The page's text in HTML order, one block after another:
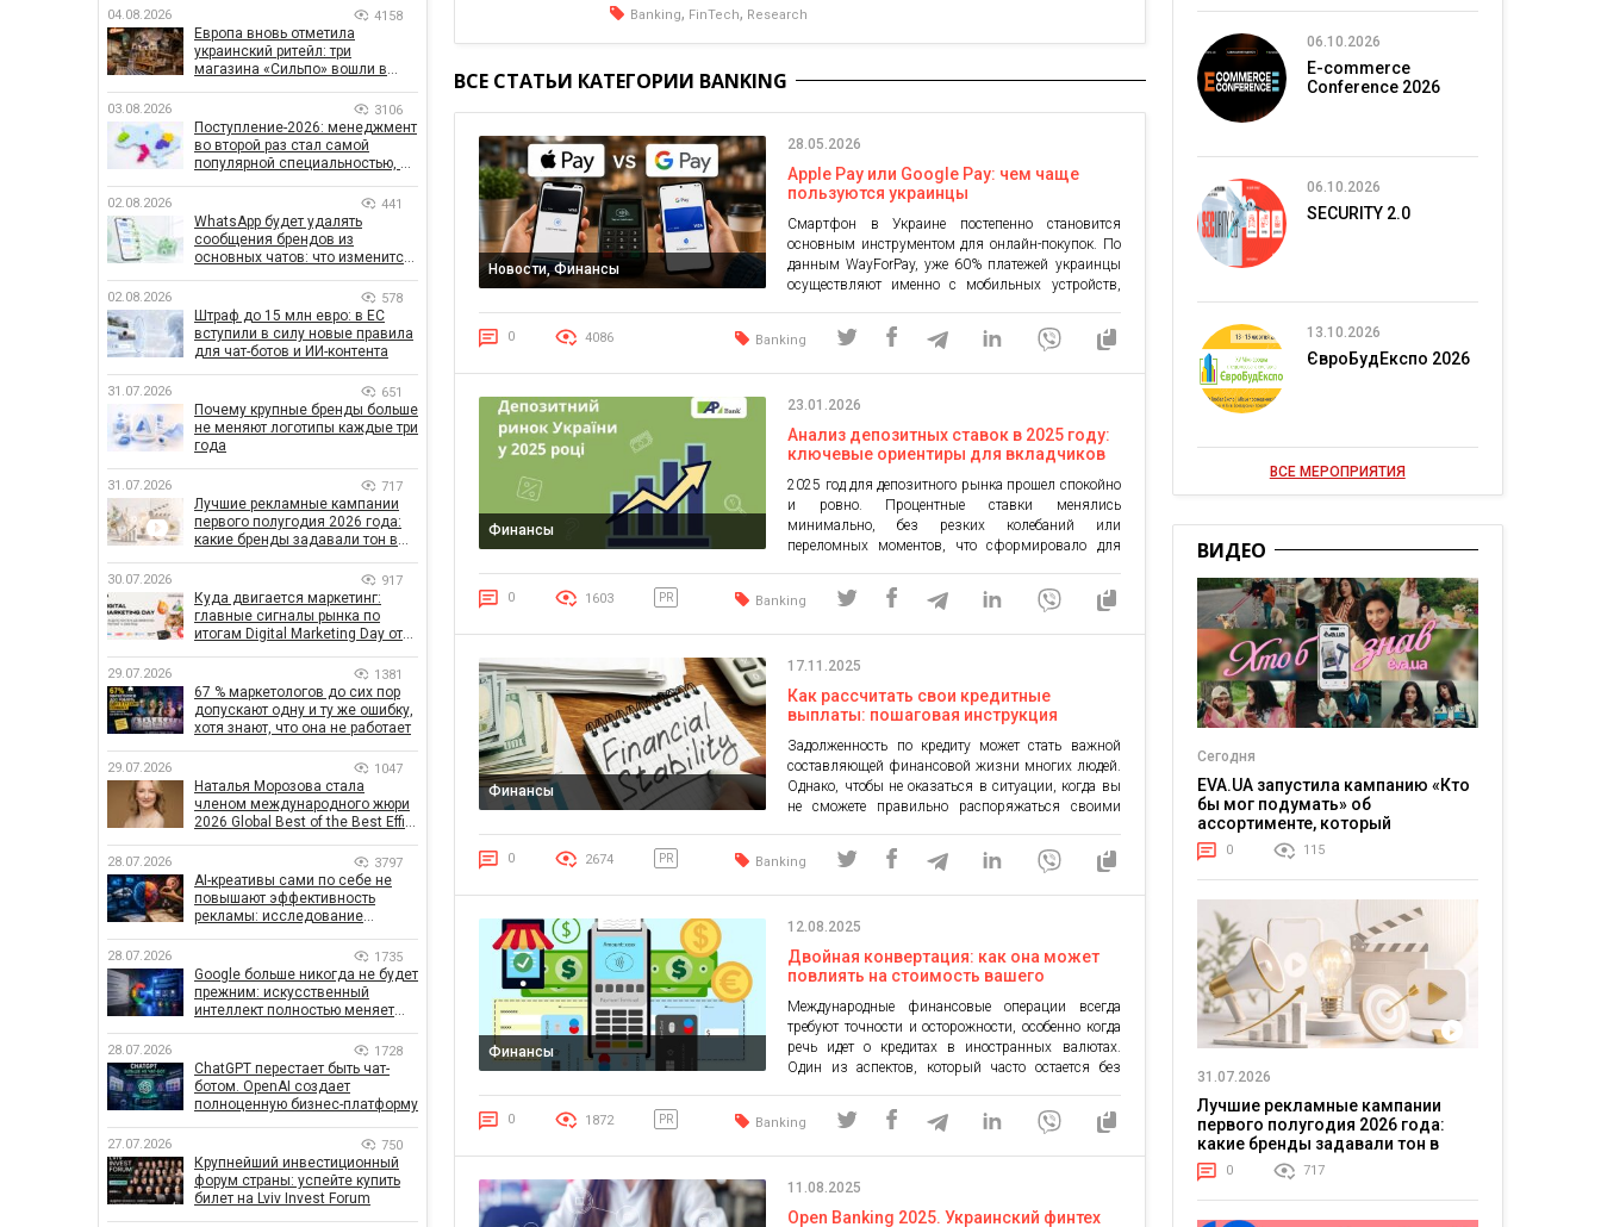
Banking, FinTech, Research
ВСЕ СТАТЬИ КАТЕГОРИИ BANKING
Новости, Финансы
28.05.2026
Apple Pay или Google Pay: чем чаще
пользуются украинцы
Смартфон в Украине постепенно становится
основным инструментом для онлайн-покупок. По
данным WayForPay, уже 60% платежей украинцы
осуществляют именно с мобильных устройств,
лишь 40%. Вместе с ростом мобильных устройств
меняется и структура самих платежей. Apple Pay
пользователи […]
0 4086 Banking
Финансы
23.01.2026
Анализ депозитных ставок в 2025 году:
ключевые ориентиры для вкладчиков
2025 год для депозитного рынка прошел спокойно
и ровно. Процентные ставки менялись
минимально, без резких колебаний или
переломных моментов, что сформировало для
Именно благодаря динамике ставок хорошо видно,
как банки выстраивали свою политику, а
о депозитном рынке, а […]
0 1603 PR Banking
Финансы
17.11.2025
Как рассчитать свои кредитные
выплаты: пошаговая инструкция
Задолженность по кредиту может стать важной
составляющей финансовой жизни многих людей.
Однако, чтобы не оказаться в ситуации, когда вы
не сможете правильно распоряжаться своими
правильно рассчитать свои кредитные выплаты.
Это поможет вам контролировать свои расходы,
рассмотрим, как это сделать. […]
0 2674 PR Banking
Финансы
12.08.2025
Двойная конвертация: как она может
повлиять на стоимость вашего
Международные финансовые операции всегда
требуют точности и осторожности, особенно когда
речь идет о кредитах в иностранных валютах.
Один из аспектов, который часто остается без
может существенно повлиять на стоимость вашего
кредита и в результате обернуться
избежать ненужных расходов. […]
0 1872 PR Banking
11.08.2025
Open Banking 2025. Украинский финтех
04.08.2026 4158
Европа вновь отметила
украинский ритейл: три
магазина «Сильпо» вошли в
03.08.2026 3106
Поступление-2026: менеджмент
во второй раз стал самой
популярной специальностью, а
рекордным за последние 5 лет
02.08.2026 441
WhatsApp будет удалять
сообщения брендов из
основных чатов: что изменится
02.08.2026 578
Штраф до 15 млн евро: в ЕС
вступили в силу новые правила
для чат-ботов и ИИ-контента
31.07.2026 651
Почему крупные бренды больше
не меняют логотипы каждые три
года
31.07.2026 717
Лучшие рекламные кампании
первого полугодия 2026 года:
какие бренды задавали тон в
30.07.2026 917
Куда двигается маркетинг:
главные сигналы рынка по
итогам Digital Marketing Day от
29.07.2026 1381
67 % маркетологов до сих пор
допускают одну и ту же ошибку,
хотя знают, что она не работает
29.07.2026 1047
Наталья Морозова стала
членом международного жюри
2026 Global Best of the Best Effie
28.07.2026 3797
AI-креативы сами по себе не
повышают эффективность
рекламы: исследование
влияет на эффективность
кампаний
28.07.2026 1735
Google больше никогда не будет
прежним: искусственный
интеллект полностью меняет
28.07.2026 1728
ChatGPT перестает быть чат-
ботом. OpenAI создает
полноценную бизнес-платформу
27.07.2026 750
Крупнейший инвестиционный
форум страны: успейте купить
билет на Lviv Invest Forum
06.10.2026
E-commerce
Conference 2026
06.10.2026
SECURITY 2.0
13.10.2026
ЄвроБудЕкспо 2026
ВСЕ МЕРОПРИЯТИЯ
ВИДЕО
Сегодня
EVA.UA запустила кампанию «Кто
бы мог подумать» об
ассортименте, который
покупатели не ожидают увидеть
на платформе
0 115
31.07.2026
Лучшие рекламные кампании
первого полугодия 2026 года:
какие бренды задавали тон в
отрасли
0 717